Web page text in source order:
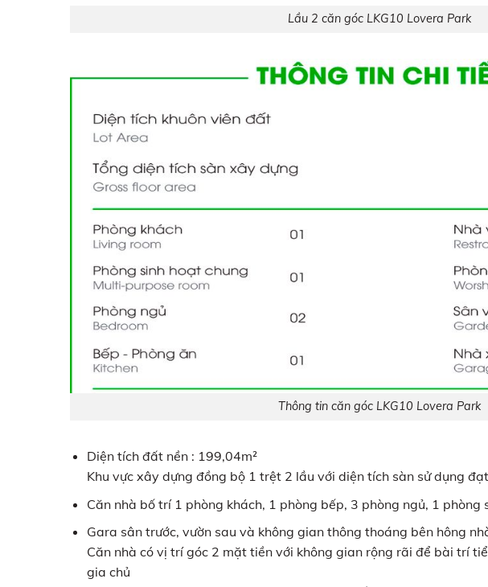
Lầu 2 căn góc LKG10 Lovera Park
Thông tin căn góc LKG10 Lovera Park
Diện tích đất nền : 199,04m²
Khu vực xây dựng đồng bộ 1 trệt 2 lầu với diện tích sàn sử dụng
Căn nhà bố trí 1 phòng khách, 1 phòng bếp, 3 phòng ngủ, 1 phòng
Gara sân trước, vườn sau và không gian thông thoáng bên hông
Căn nhà có vị trí góc 2 mặt tiền với không gian rộng rãi để bài trí
gia chủ